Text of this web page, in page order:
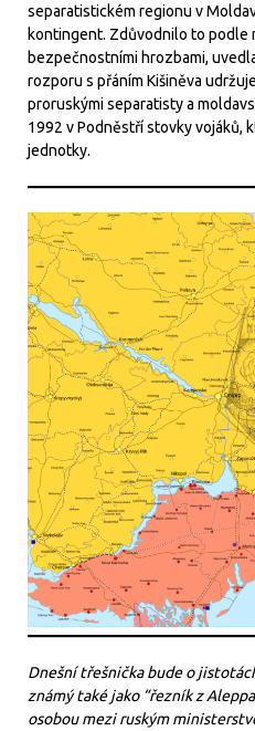
separatistickém regionu v
kontingent. Zdůvodnilo to podle
bezpečnostními hrozbami,
rozporu s přáním Kišiněva
proruskými separatisty a
1992 v Podněstří stovky vojáků,
jednotky.
Dnešní třešnička bude o
známý také jako “řezník z
osobou mezi ruským